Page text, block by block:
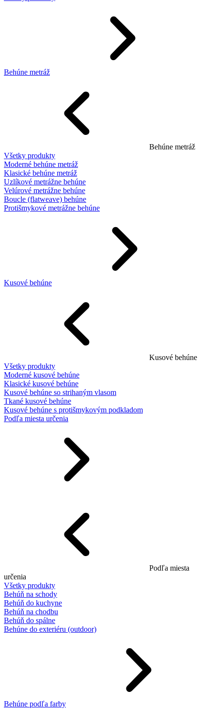
Behúne metráž
Behúne metráž
Všetky produkty
Moderné behúne metráž
Klasické behúne metráž
Uzlíkové metrážne behúne
Velúrové metrážne behúne
Boucle (flatweave) behúne
Protišmykové metrážne behúne
Kusové behúne
Kusové behúne
Všetky produkty
Moderné kusové behúne
Klasické kusové behúne
Kusové behúne so strihaným vlasom
Tkané kusové behúne
Kusové behúne s protišmykovým podkladom
Podľa miesta určenia
Podľa miesta
určenia
Všetky produkty
Behúň na schody
Behúň do kuchyne
Behúň na chodbu
Behúň do spálne
Behúne do exteriéru (outdoor)
Behúne podľa farby